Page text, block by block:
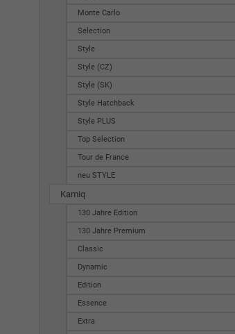
Monte Carlo
Selection
Style
Style (CZ)
Style (SK)
Style Hatchback
Style PLUS
Top Selection
Tour de France
neu STYLE
Kamiq
130 Jahre Edition
130 Jahre Premium
Classic
Dynamic
Edition
Essence
Extra